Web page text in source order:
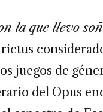
la que llevo
juegos de
del Opus